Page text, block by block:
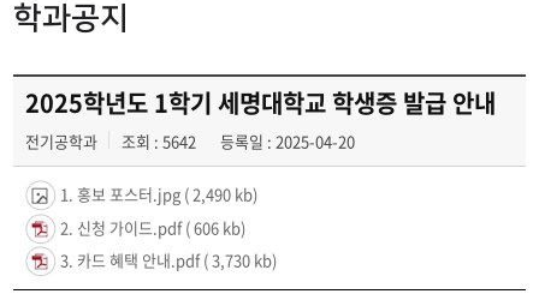
학과일정
학과공지
2025학년도 1학기 세명대학교 학생증 발급 안내
전기공학과 조회 : 5642 등록일 : 2025-04-20
1. 홍보 포스터.jpg ( 2,490 kb)
2. 신청 가이드.pdf( 606 kb)
3. 카드 혜택 안내.pdf( 3,730 kb)